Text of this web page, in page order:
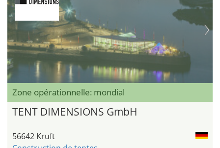
Zone opérationnelle: mondial
TENT DIMENSIONS GmbH
56642 Kruft